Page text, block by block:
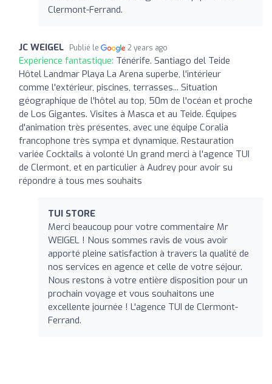
Clermont-Ferrand.
JC WEIGEL Publié le 2 years ago
Expérience fantastique: Ténérife. Santiago del Teide
Hôtel Landmar Playa La Arena superbe, l'intérieur
comme l'extérieur, piscines, terrasses... Situation
géographique de l'hôtel au top, 50m de l'océan et proche
de Los Gigantes. Visites à Masca et au Teide. Équipes
d'animation très présentes, avec une équipe Coralia
francophone très sympa et dynamique. Restauration
variée Cocktails à volonté Un grand merci à l'agence TUI
de Clermont, et en particulier à Audrey pour avoir su
répondre à tous mes souhaits
TUI STORE
Merci beaucoup pour votre commentaire Mr
WEIGEL ! Nous sommes ravis de vous avoir
apporté pleine satisfaction à travers la qualité de
nos services en agence et celle de votre séjour.
Nous restons à votre entière disposition pour un
prochain voyage et vous souhaitons une
excellente journée ! L'agence TUI de Clermont-
Ferrand.